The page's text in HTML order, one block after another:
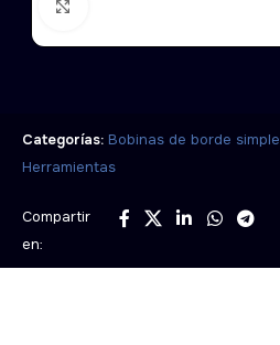
Categorías: Bobinas de borde simple
Herramientas
Compartir
en: